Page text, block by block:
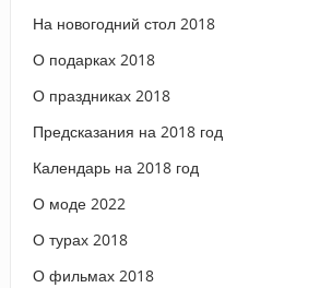
На новогодний стол 2018
О подарках 2018
О праздниках 2018
Предсказания на 2018 год
Календарь на 2018 год
О моде 2022
О турах 2018
О фильмах 2018